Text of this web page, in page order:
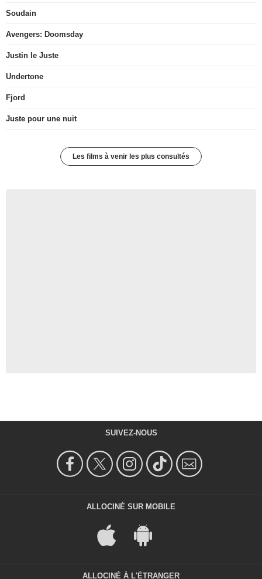
Soudain
Avengers: Doomsday
Justin le Juste
Undertone
Fjord
Juste pour une nuit
Les films à venir les plus consultés
SUIVEZ-NOUS
ALLOCINÉ SUR MOBILE
ALLOCINÉ À L'ÉTRANGER